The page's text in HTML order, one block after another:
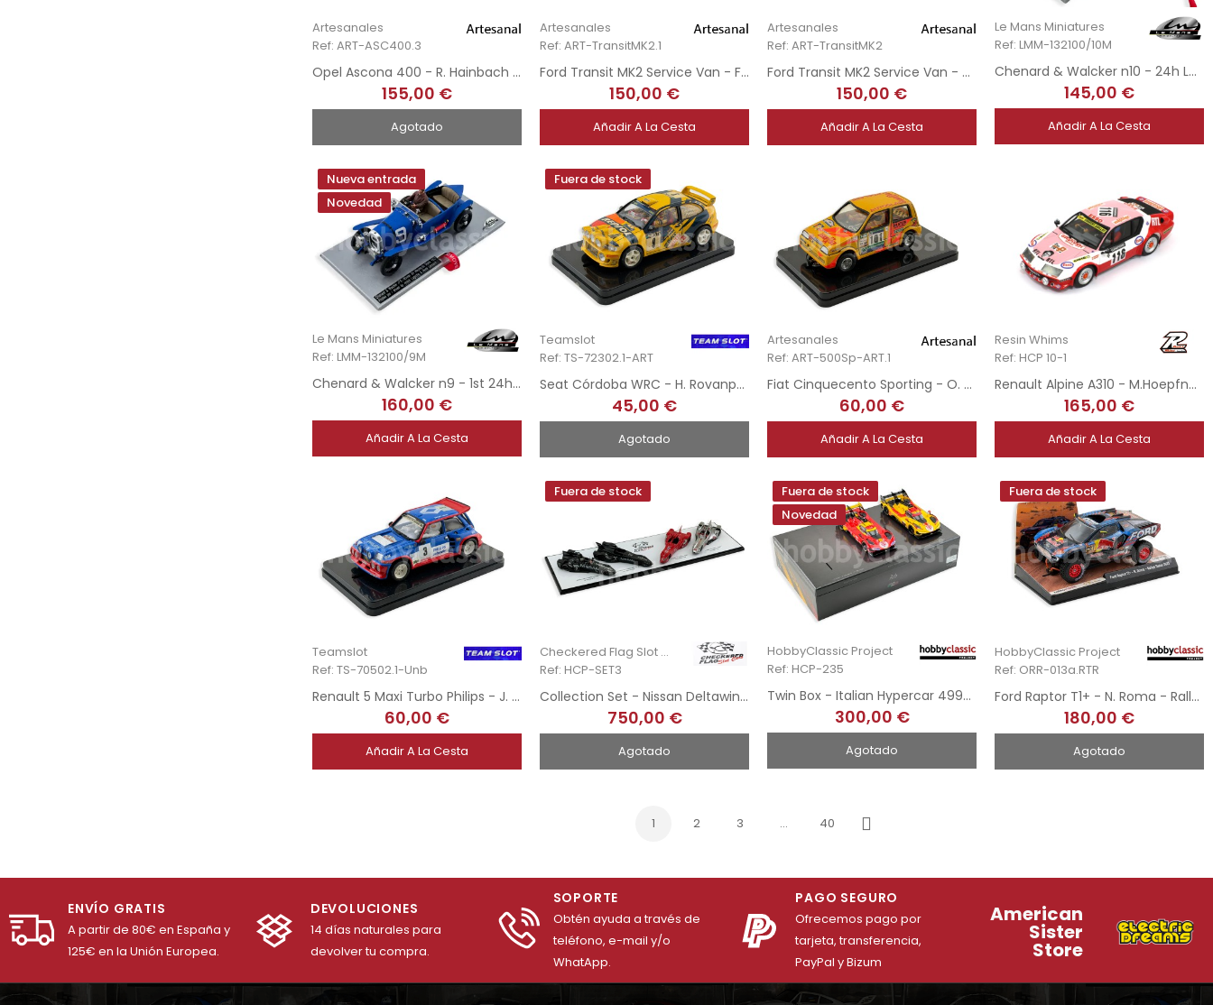
Artesanales
Ref: ART-ASC400.3
Opel Ascona 400 - R. Hainbach - Hunsück Rallye 1980 - Hand-Painted
155,00 €
Agotado
Artesanales
Ref: ART-TransitMK2.1
Ford Transit MK2 Service Van - Ford Motorsport
150,00 €
Añadir A La Cesta
Artesanales
Ref: ART-TransitMK2
Ford Transit MK2 Service Van - Masport Escort Team
150,00 €
Añadir A La Cesta
Le Mans Miniatures
Ref: LMM-132100/10M
Chenard & Walcker n10 - 24h Le Mans 1923
145,00 €
Añadir A La Cesta
Nueva entrada
Novedad
Le Mans Miniatures
Ref: LMM-132100/9M
Chenard & Walcker n9 - 1st 24h Le Mans 1923
160,00 €
Añadir A La Cesta
Fuera de stock
Teamslot
Ref: TS-72302.1-ART
Seat Córdoba WRC - H. Rovanpera - Rally Finland 1999 - Hand-Painted
45,00 €
Agotado
Artesanales
Ref: ART-500Sp-ART.1
Fiat Cinquecento Sporting - O. Gómez - Hand-Painted
60,00 €
Añadir A La Cesta
Resin Whims
Ref: HCP 10-1
Renault Alpine A310 - M.Hoepfner - Tour Auto 1974
165,00 €
Añadir A La Cesta
Teamslot
Ref: TS-70502.1-Unb
Renault 5 Maxi Turbo Philips - J. Ragnotti - Tour de Corse - Hand-Painted
60,00 €
Añadir A La Cesta
Fuera de stock
Checkered Flag Slot Cars
Ref: HCP-SET3
Collection Set - Nissan Deltawing LM 2012 - Sebring 2013
750,00 €
Agotado
Fuera de stock
Novedad
HobbyClassic Project
Ref: HCP-235
Twin Box - Italian Hypercar 499P LMH - 2024 & 2025 Le Mans Winners
300,00 €
Agotado
Fuera de stock
HobbyClassic Project
Ref: ORR-013a.RTR
Ford Raptor T1+ - N. Roma - Rallye Dakar 2025
180,00 €
Agotado
1 2 3 … 40
Siguiente
ENVÍO GRATIS
A partir de 80€ en España y
125€ en la Unión Europea.
DEVOLUCIONES
14 días naturales para
devolver tu compra.
SOPORTE
Obtén ayuda a través de
teléfono, e-mail y/o
WhatApp.
PAGO SEGURO
Ofrecemos pago por
tarjeta, transferencia,
PayPal y Bizum
American
Sister
Store